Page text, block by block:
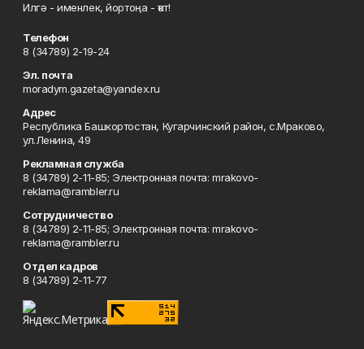
Илгә - именлек, йортоңа - ҡот!
Телефон
8 (34789) 2-19-24
Эл. почта
moradym.gazeta@yandex.ru
Адрес
Республика Башкортостан, Кугарчинский район, с.Мраково,
ул.Ленина, 49
Рекламная служба
8 (34789) 2-11-85; Электронная почта: mrakovo-
reklama@rambler.ru
Сотрудничество
8 (34789) 2-11-85; Электронная почта: mrakovo-
reklama@rambler.ru
Отдел кадров
8 (34789) 2-11-77